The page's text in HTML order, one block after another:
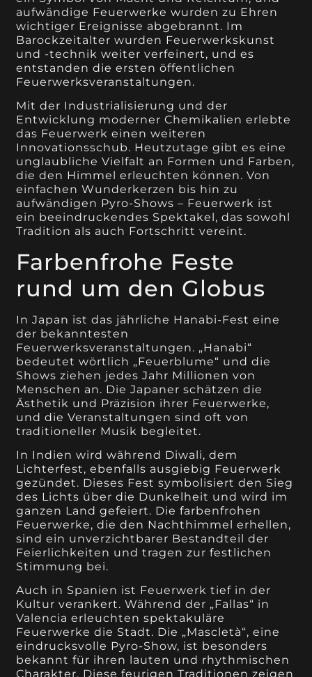
aufwändige Feuerwerke wurden zu Ehren
wichtiger Ereignisse abgebrannt. Im
Barockzeitalter wurden Feuerwerkskunst
und -technik weiter verfeinert, und es
entstanden die ersten öffentlichen
Feuerwerksveranstaltungen.
Mit der Industrialisierung und der
Entwicklung moderner Chemikalien erlebte
das Feuerwerk einen weiteren
Innovationsschub. Heutzutage gibt es eine
unglaubliche Vielfalt an Formen und Farben,
die den Himmel erleuchten können. Von
einfachen Wunderkerzen bis hin zu
aufwändigen Pyro-Shows – Feuerwerk ist
ein beeindruckendes Spektakel, das sowohl
Tradition als auch Fortschritt vereint.
Farbenfrohe Feste
rund um den Globus
In Japan ist das jährliche Hanabi-Fest eine
der bekanntesten
Feuerwerksveranstaltungen. „Hanabi“
bedeutet wörtlich „Feuerblume“ und die
Shows ziehen jedes Jahr Millionen von
Menschen an. Die Japaner schätzen die
Ästhetik und Präzision ihrer Feuerwerke,
und die Veranstaltungen sind oft von
traditioneller Musik begleitet.
In Indien wird während Diwali, dem
Lichterfest, ebenfalls ausgiebig Feuerwerk
gezündet. Dieses Fest symbolisiert den Sieg
des Lichts über die Dunkelheit und wird im
ganzen Land gefeiert. Die farbenfrohen
Feuerwerke, die den Nachthimmel erhellen,
sind ein unverzichtbarer Bestandteil der
Feierlichkeiten und tragen zur festlichen
Stimmung bei.
Auch in Spanien ist Feuerwerk tief in der
Kultur verankert. Während der „Fallas“ in
Valencia erleuchten spektakuläre
Feuerwerke die Stadt. Die „Mascletà“, eine
eindrucksvolle Pyro-Show, ist besonders
bekannt für ihren lauten und rhythmischen
Charakter. Diese feurigen Traditionen zeigen